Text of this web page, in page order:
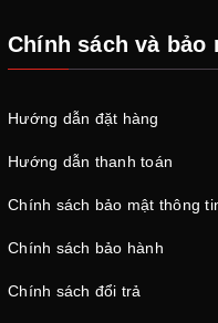
Chính sách và bảo
Hướng dẫn đặt hàng
Hướng dẫn thanh toán
Chính sách bảo mật thông
Chính sách bảo hành
Chính sách đổi trả